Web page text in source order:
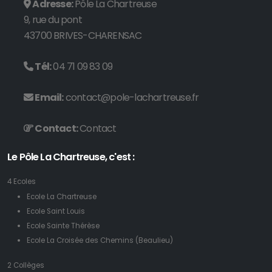
sensibilisation auprès des jeunes...
18/11/2022
Adresse:Pôle La Chartreuse
9, rue du pont
43700 BRIVES-CHARENSAC
Tél:04 71 09 83 09
Email:contact@pole-lachartreuse.fr
Contact:Contact
Le Pôle La Chartreuse, c'est :
4 Ecoles
Ecole La Chartreuse
Ecole Saint Louis
Ecole Sainte Thérèse
Ecole La Croisée des Chemins (Beaulieu)
2 Collèges